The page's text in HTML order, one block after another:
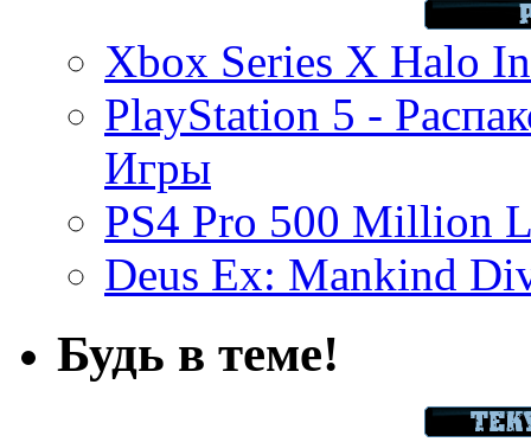
Xbox Series X Halo
PlayStation 5 -
Игры
PS4 Pro 500 Million
Deus Ex: Mankind
Будь в теме!